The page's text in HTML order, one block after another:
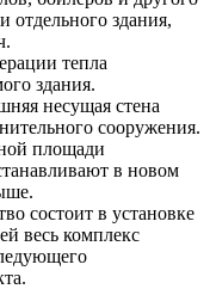
отдельного здания,
тепла
здания.
несущая стена
сооружения.
площади
в новом
состоит в установке
весь комплекс